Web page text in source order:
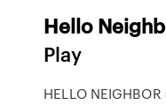
Hello
Play
HELLO